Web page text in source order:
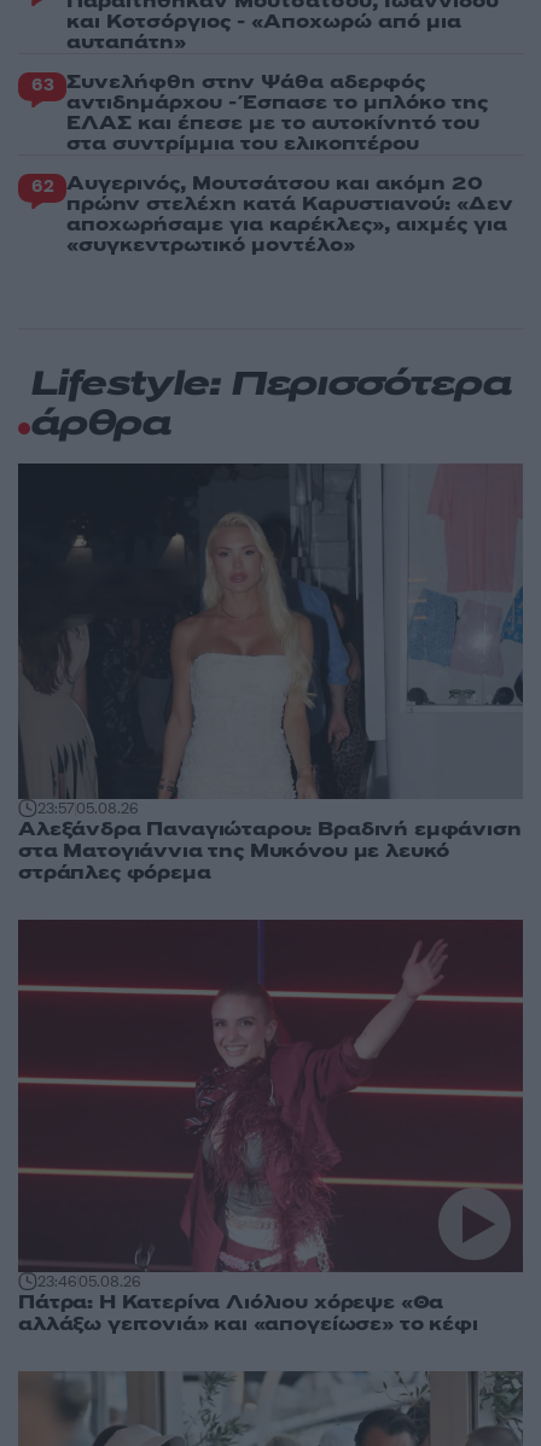
και Κοτσόργιος - «Αποχωρώ από μια
αυταπάτη»
63 Συνελήφθη στην Ψάθα αδερφός
αντιδημάρχου - Έσπασε το μπλόκο της
ΕΛΑΣ και έπεσε με το αυτοκίνητό του
στα συντρίμμια του ελικοπτέρου
62 Αυγερινός, Μουτσάτσου και ακόμη 20
πρώην στελέχη κατά Καρυστιανού: «Δεν
αποχωρήσαμε για καρέκλες», αιχμές για
«συγκεντρωτικό μοντέλο»
Lifestyle: Περισσότερα
άρθρα
23:5705.08.26
Αλεξάνδρα Παναγιώταρου: Βραδινή εμφάνιση
στα Ματογιάννια της Μυκόνου με λευκό
στράπλες φόρεμα
23:4605.08.26
Πάτρα: Η Κατερίνα Λιόλιου χόρεψε «Θα
αλλάξω γειτονιά» και «απογείωσε» το κέφι